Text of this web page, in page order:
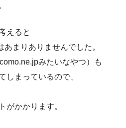
えると
まりありませんでした。
みたいなやつ）も
しまっているので、
がかかります。